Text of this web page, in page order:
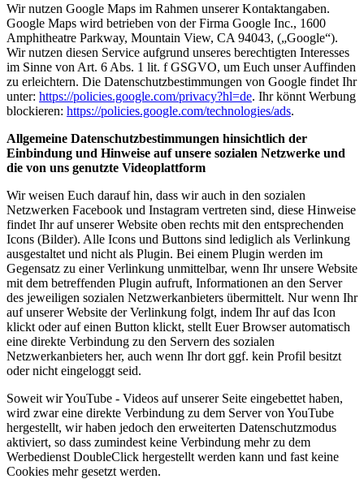
Wir nutzen Google Maps im Rahmen unserer Kontaktangaben.
Google Maps wird betrieben von der Firma Google Inc., 1600
Amphitheatre Parkway, Mountain View, CA 94043, („Google“).
Wir nutzen diesen Service aufgrund unseres berechtigten Interesses
im Sinne von Art. 6 Abs. 1 lit. f GSGVO, um Euch unser Auffinden
zu erleichtern. Die Datenschutzbestimmungen von Google findet Ihr
unter: https://policies.google.com/privacy?hl=de. Ihr könnt Werbung
blockieren: https://policies.google.com/technologies/ads.
Allgemeine Datenschutzbestimmungen hinsichtlich der
Einbindung und Hinweise auf unsere sozialen Netzwerke und
die von uns genutzte Videoplattform
Wir weisen Euch darauf hin, dass wir auch in den sozialen
Netzwerken Facebook und Instagram vertreten sind, diese Hinweise
findet Ihr auf unserer Website oben rechts mit den entsprechenden
Icons (Bilder). Alle Icons und Buttons sind lediglich als Verlinkung
ausgestaltet und nicht als Plugin. Bei einem Plugin werden im
Gegensatz zu einer Verlinkung unmittelbar, wenn Ihr unsere Website
mit dem betreffenden Plugin aufruft, Informationen an den Server
des jeweiligen sozialen Netzwerkanbieters übermittelt. Nur wenn Ihr
auf unserer Website der Verlinkung folgt, indem Ihr auf das Icon
klickt oder auf einen Button klickt, stellt Euer Browser automatisch
eine direkte Verbindung zu den Servern des sozialen
Netzwerkanbieters her, auch wenn Ihr dort ggf. kein Profil besitzt
oder nicht eingeloggt seid.
Soweit wir YouTube - Videos auf unserer Seite eingebettet haben,
wird zwar eine direkte Verbindung zu dem Server von YouTube
hergestellt, wir haben jedoch den erweiterten Datenschutzmodus
aktiviert, so dass zumindest keine Verbindung mehr zu dem
Werbedienst DoubleClick hergestellt werden kann und fast keine
Cookies mehr gesetzt werden.